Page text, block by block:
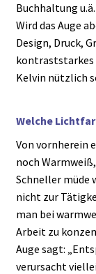
Buchhaltung
Wird das Auge
Design, Druck,
kontraststarkes
Kelvin nützlich
Welche
Von vornherein
noch
Schneller müde
nicht zur
man bei
Arbeit zu
Auge sagt:
verursacht